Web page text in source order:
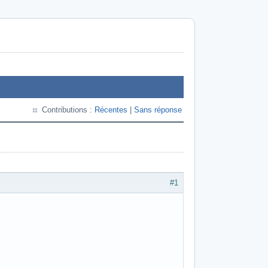
Contributions : Récentes Sans réponse
#1